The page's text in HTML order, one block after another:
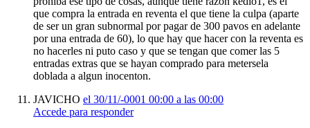
que compra la entrada en reventa el que tiene la culpa (aparte
de ser un gran subnormal por pagar de 300 pavos en adelante
por una entrada de 60), lo que hay que hacer con la reventa es
no hacerles ni puto caso y que se tengan que comer las 5
entradas extras que se hayan comprado para metersela
doblada a algun inocenton.
JAVICHO el 30/11/-0001 00:00 a las 00:00
Accede para responder